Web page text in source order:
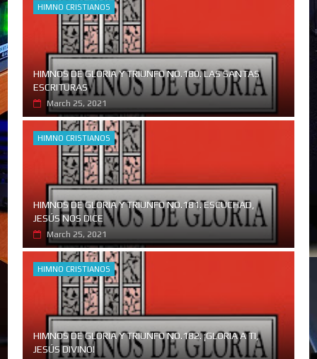
HIMNO CRISTIANOS
HIMNOS DE GLORIA Y TRIUNFO NO.180. LAS SANTAS
ESCRITURAS
March 25, 2021
HIMNO CRISTIANOS
HIMNOS DE GLORIA Y TRIUNFO NO.181. ESCUCHAD,
JESÚS NOS DICE
March 25, 2021
HIMNO CRISTIANOS
HIMNOS DE GLORIA Y TRIUNFO NO.182. ¡GLORIA A TI,
JESÚS DIVINO!